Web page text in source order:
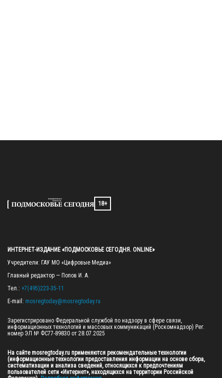
18+
ИНТЕРНЕТ-ИЗДАНИЕ «ПОДМОСКОВЬЕ СЕГОДНЯ. ONLINE»
Учредители: ГАУ МО «Цифровые Медиа»
Главный редактор — Попов И. А.
Тел.: +7(495)223-35-11
E-mail: mosregtoday@mosregtoday.ru
Зарегистрировано Федеральной службой по надзору в сфере связи,
информационных технологий и массовых коммуникаций (Роскомнадзор) Рег.
номер ЭЛ № ФС77-89830 от 28.07.2025
На сайте mosregtoday.ru применяются рекомендательные технологии
(информационные технологии предоставления информации на основе сбора,
систематизации и анализа сведений, относящихся к предпочтениям
пользователей сети «Интернет», находящихся на территории Российской